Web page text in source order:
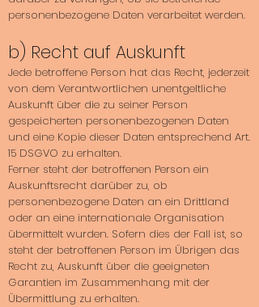
personenbezogene Daten verarbeitet werden.
b) Recht auf Auskunft
Jede betroffene Person hat das Recht, jederzeit
von dem Verantwortlichen unentgeltliche
Auskunft über die zu seiner Person
gespeicherten personenbezogenen Daten
und eine Kopie dieser Daten entsprechend Art.
15 DSGVO zu erhalten.
Ferner steht der betroffenen Person ein
Auskunftsrecht darüber zu, ob
personenbezogene Daten an ein Drittland
oder an eine internationale Organisation
übermittelt wurden. Sofern dies der Fall ist, so
steht der betroffenen Person im Übrigen das
Recht zu, Auskunft über die geeigneten
Garantien im Zusammenhang mit der
Übermittlung zu erhalten.